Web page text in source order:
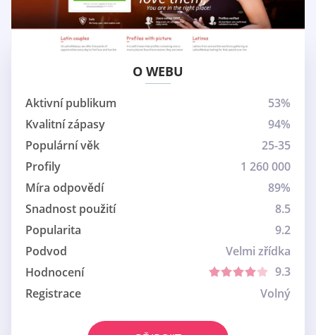
O WEBU
Aktivní publikum
53%
Kvalitní zápasy
94%
Populární věk
25-35
Profily
1 260 000
Míra odpovědí
89%
Snadnost použití
8.5
Popularita
9.2
Podvod
Velmi zřídka
Hodnocení
9.3
Registrace
Volný